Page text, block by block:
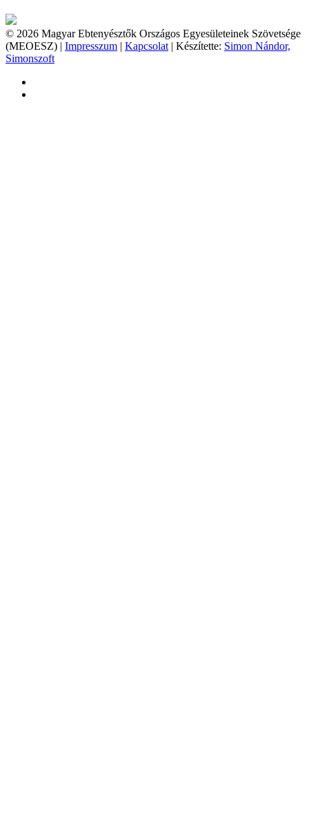
© 2026 Magyar Ebtenyésztők Országos Egyesületeinek Szövetsége
(MEOESZ) | Impresszum | Kapcsolat | Készítette: Simon Nándor,
Simonszoft